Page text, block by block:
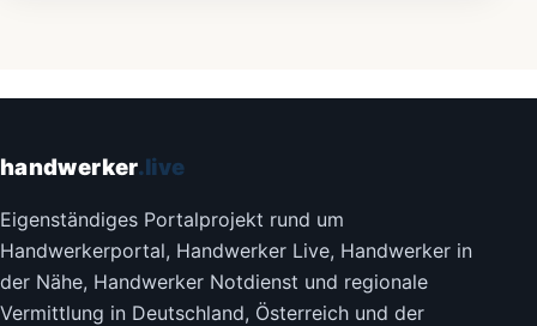
handwerker.live
Eigenständiges Portalprojekt rund um
Handwerkerportal, Handwerker Live, Handwerker in
der Nähe, Handwerker Notdienst und regionale
Vermittlung in Deutschland, Österreich und der